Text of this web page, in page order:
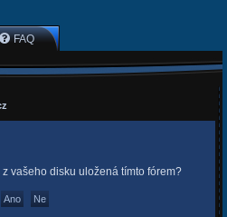
FAQ
vašeho disku uložená tímto fórem?